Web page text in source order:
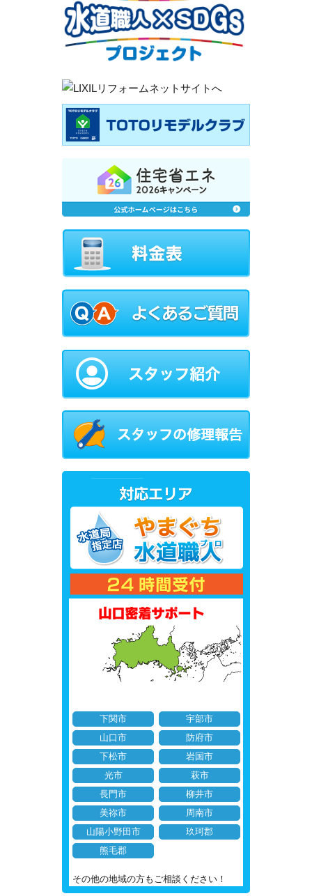
下関市
宇部市
山口市
防府市
下松市
岩国市
光市
萩市
長門市
柳井市
美祢市
周南市
山陽小野田市
玖珂郡
熊毛郡
その他の地域の方もご相談ください！